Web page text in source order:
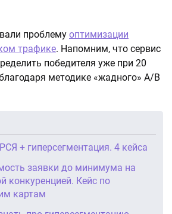
проблему оптимизации
трафике. Напомним, что сервис
победителя уже при 20
методике «жадного» A/B
+ гиперсегментация. 4 кейса
заявки до минимума на
конкуренцией. Кейс по
картам